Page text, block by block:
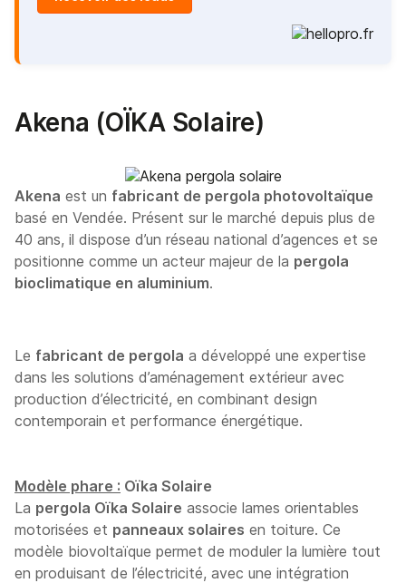
Akena (OÏKA Solaire)
Akena est un fabricant de pergola photovoltaïque
basé en Vendée. Présent sur le marché depuis plus de
40 ans, il dispose d’un réseau national d’agences et se
positionne comme un acteur majeur de la pergola
bioclimatique en aluminium.
Le fabricant de pergola a développé une expertise
dans les solutions d’aménagement extérieur avec
production d’électricité, en combinant design
contemporain et performance énergétique.
Modèle phare : Oïka Solaire
La pergola Oïka Solaire associe lames orientables
motorisées et panneaux solaires en toiture. Ce
modèle biovoltaïque permet de moduler la lumière tout
en produisant de l’électricité, avec une intégration